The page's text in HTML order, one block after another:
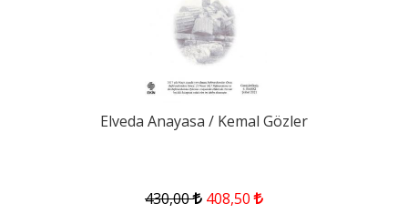
Elveda Anayasa / Kemal Gözler
430,00 408,50